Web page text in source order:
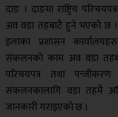
दाङ । दाङमा राष्ट्रिय
अव वडा तहबाटै हुने भएको छ ।
इलाका प्रशासन
संकलनको काम अव वडा
परिचयपत्र तथा
संकलनकालागि वडा तहमै
जानकारी गराइएको छ ।